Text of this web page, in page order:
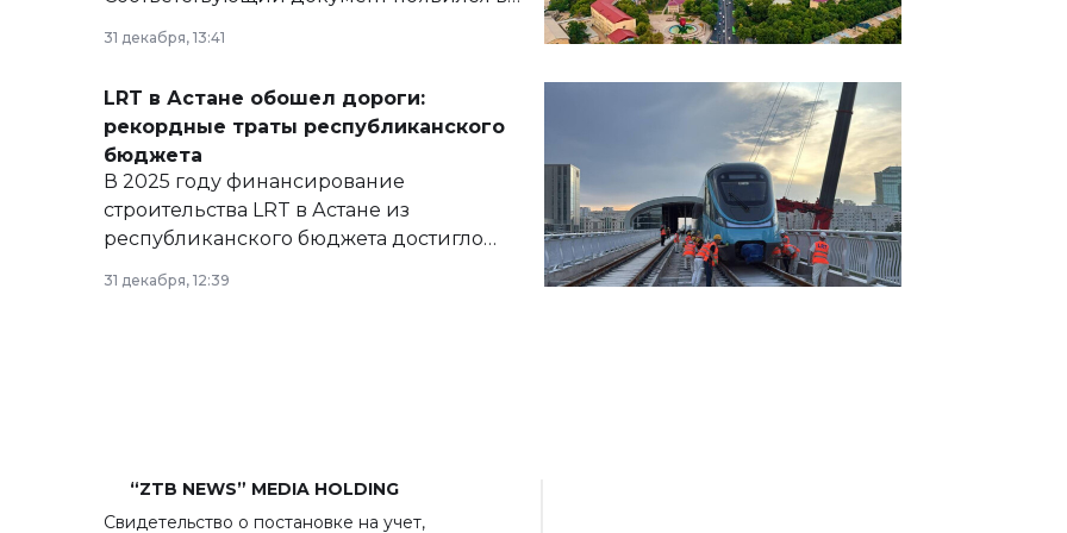
базе нормативных правовых актов и на
сайте маслихат города.
31 декабря, 13:41
LRT в Астане обошел дороги:
рекордные траты республиканского
бюджета
В 2025 году финансирование
строительства LRT в Астане из
республиканского бюджета достигло
рекордных объемов.
31 декабря, 12:39
“ZTB NEWS” MEDIA HOLDING
Свидетельство о постановке на учет,